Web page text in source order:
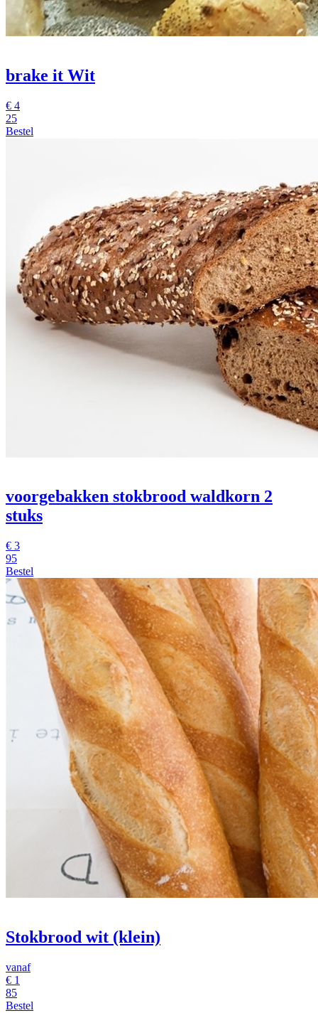
brake it Wit
€ 4
25
Bestel
voorgebakken stokbrood waldkorn 2
stuks
€ 3
95
Bestel
Stokbrood wit (klein)
vanaf
€ 1
85
Bestel